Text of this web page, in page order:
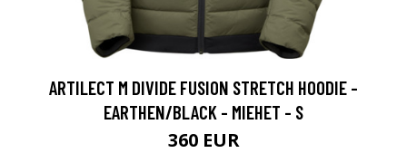
ARTILECT M DIVIDE FUSION STRETCH HOODIE -
EARTHEN/BLACK - MIEHET - S
360 EUR